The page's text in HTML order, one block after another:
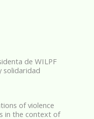
de WILPF
solidaridad
of violence
in the context of